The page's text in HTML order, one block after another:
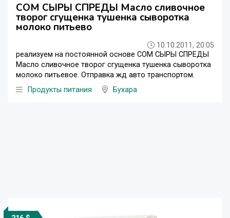
СОМ СЫРЫ СПРЕДЫ Масло сливочное
творог сгущенка тушенка сыворотка
молоко питьево
10.10.2011, 20:05
реализуем на постоянной основе СОМ СЫРЫ СПРЕДЫ
Масло сливочное творог сгущенка тушенка сыворотка
молоко питьевое. Отправка жд авто транспортом.
Продукты питания
Бухара